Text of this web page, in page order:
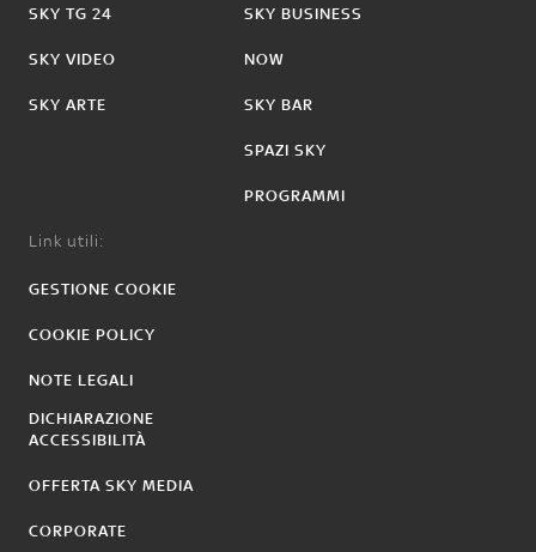
SKY TG 24
SKY VIDEO
SKY ARTE
SKY BUSINESS
NOW
SKY BAR
SPAZI SKY
PROGRAMMI
Link utili:
GESTIONE COOKIE
COOKIE POLICY
NOTE LEGALI
DICHIARAZIONE
ACCESSIBILITÀ
OFFERTA SKY MEDIA
CORPORATE